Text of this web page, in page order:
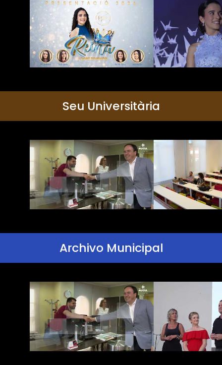
Seu Universitària
Archivo Municipal